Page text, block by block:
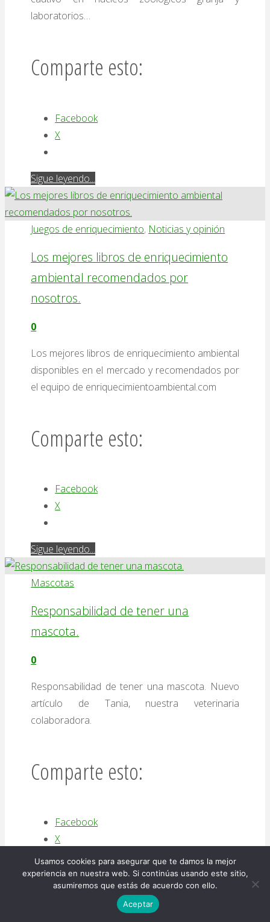
laboratorios…
Comparte esto:
Facebook
X
Sigue leyendo...
y
conductas
anormales
animales
en
laboratorio"
Juegos de enriquecimiento, Noticias y opinión
Los mejores libros de enriquecimiento
ambiental recomendados por
nosotros.
0
Los mejores libros de enriquecimiento ambiental
disponibles en el mercado y recomendados por
el equipo de enriquecimientoambiental.com
Comparte esto:
Facebook
X
Sigue leyendo...
mejores
enriquecimiento
nosotros."
Mascotas
Responsabilidad de tener una
mascota.
0
Responsabilidad de tener una mascota. Nuevo
artículo de Tania, nuestra veterinaria
colaboradora.
Comparte esto:
Facebook
X
Sigue leyendo..."Responsabilidad
Usamos cookies para asegurar que te damos la mejor
experiencia en nuestra web. Si continúas usando este sitio,
asumiremos que estás de acuerdo con ello.
Aceptar